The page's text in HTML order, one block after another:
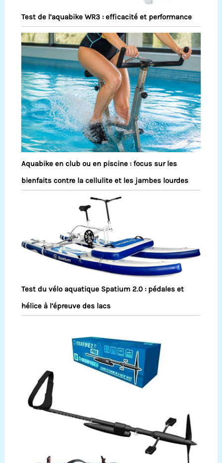
Test de l’aquabike WR3 : efficacité et performance
Aquabike en club ou en piscine : focus sur les
bienfaits contre la cellulite et les jambes lourdes
Test du vélo aquatique Spatium 2.0 : pédales et
hélice à l’épreuve des lacs